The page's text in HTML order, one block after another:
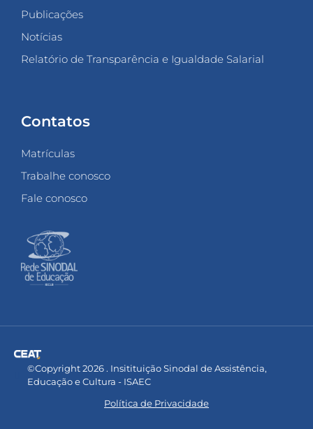
Publicações
Notícias
Relatório de Transparência e Igualdade Salarial
Contatos
Matrículas
Trabalhe conosco
Fale conosco
©Copyright 2026 . Insitituição Sinodal de Assistência,
Educação e Cultura - ISAEC
Política de Privacidade